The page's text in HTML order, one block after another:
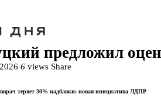
предложил
6 views Share
теряет 30% надбавки: новая инициатива ЛДПР